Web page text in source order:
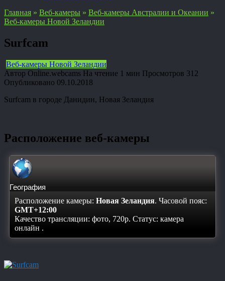
Главная » Веб-камеры » Веб-камеры Австралии и Океании »
Веб-камеры Новой Зеландии
Surfcam
Веб-камеры Новой Зеландии
Автор Online.webcams На чтение 1 мин Просмотров 312
Опубликовано 09.10.2018
Surfcam в городе Данидин, Новая Зеландия
Расположение веб-камеры
География
Расположение камеры: Новая Зеландия. Часовой пояс:
GMT+12:00
Качество трансляции: фото, 720p. Статус: камера
онлайн .